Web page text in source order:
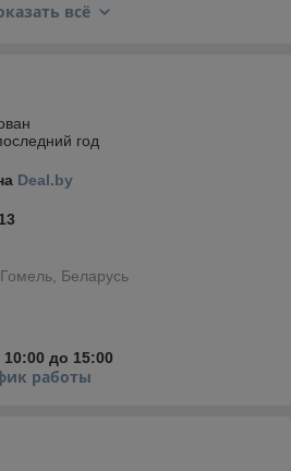
00L04
00446
00427
00299
BPR6ES
00427
00649
всё
год
Deal.by
Беларусь
до 15:00
работы